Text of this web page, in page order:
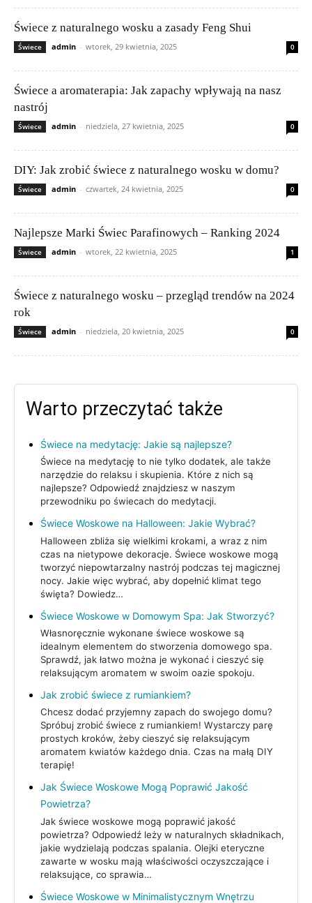
Świece z naturalnego wosku a zasady Feng Shui
Świece admin - wtorek, 29 kwietnia, 2025 0
Świece a aromaterapia: Jak zapachy wpływają na nasz
nastrój
Świece admin - niedziela, 27 kwietnia, 2025 0
DIY: Jak zrobić świece z naturalnego wosku w domu?
Świece admin - czwartek, 24 kwietnia, 2025 0
Najlepsze Marki Świec Parafinowych – Ranking 2024
Świece admin - wtorek, 22 kwietnia, 2025 1
Świece z naturalnego wosku – przegląd trendów na 2024
rok
Świece admin - niedziela, 20 kwietnia, 2025 0
Warto przeczytać także
Świece na medytację: Jakie są najlepsze?
Świece na medytację to nie tylko dodatek, ale także
narzędzie do relaksu i skupienia. Które z nich są
najlepsze? Odpowiedź znajdziesz w naszym
przewodniku po świecach do medytacji.
Świece Woskowe na Halloween: Jakie Wybrać?
Halloween zbliża się wielkimi krokami, a wraz z nim
czas na nietypowe dekoracje. Świece woskowe mogą
tworzyć niepowtarzalny nastrój podczas tej magicznej
nocy. Jakie więc wybrać, aby dopełnić klimat tego
święta? Dowiedz…
Świece Woskowe w Domowym Spa: Jak Stworzyć?
Własnoręcznie wykonane świece woskowe są
idealnym elementem do stworzenia domowego spa.
Sprawdź, jak łatwo można je wykonać i cieszyć się
relaksującym aromatem w swoim oazie spokoju.
Jak zrobić świece z rumiankiem?
Chcesz dodać przyjemny zapach do swojego domu?
Spróbuj zrobić świece z rumiankiem! Wystarczy parę
prostych kroków, żeby cieszyć się relaksującym
aromatem kwiatów każdego dnia. Czas na małą DIY
terapię!
Jak Świece Woskowe Mogą Poprawić Jakość
Powietrza?
Jak świece woskowe mogą poprawić jakość
powietrza? Odpowiedź leży w naturalnych składnikach,
jakie wydzielają podczas spalania. Olejki eteryczne
zawarte w wosku mają właściwości oczyszczające i
relaksujące, co sprawia…
Świece Woskowe w Minimalistycznym Wnętrzu